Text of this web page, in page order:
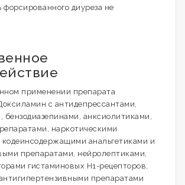
диуреза не
применении препарата
с антидепрессантами,
бензодиазепинами, анксиолитиками,
наркотическими
кодеинсодержащими анальгетиками и
препаратами, нейролептиками,
гистаминовых Н1-рецепторов,
препаратами